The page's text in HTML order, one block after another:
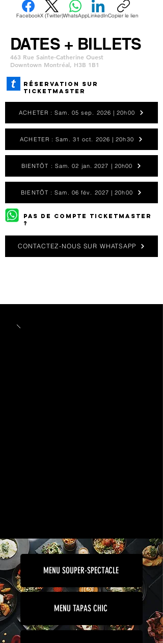
FacebookX (Twitter)WhatsAppLinkedInCopier le lien
DATES + BILLETS
463 Rue Sainte-Catherine Ouest
Downtown Montréal, H3B 1B1
Réservation SUR
TICKETMASTER
ACHETER : Sam. 05 sep. 2026 | 20h00
ACHETER : Sam. 31 oct. 2026 | 20h30
BIENTÔT : Sam. 02 jan. 2027 | 20h00
BIENTÔT : Sam. 06 fév. 2027 | 20h00
PAS DE COMPTE TICKETMASTER
?
CONTACTEZ-NOUS SUR WHATSAPP
MENU SOUPER-SPECTACLE
MENU TAPAS CHIC